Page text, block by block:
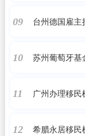
09
台州德国雇
10
苏州葡萄牙基
11
广州办理移
12
希腊永居移民